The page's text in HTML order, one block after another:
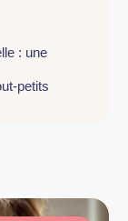
: une
petits